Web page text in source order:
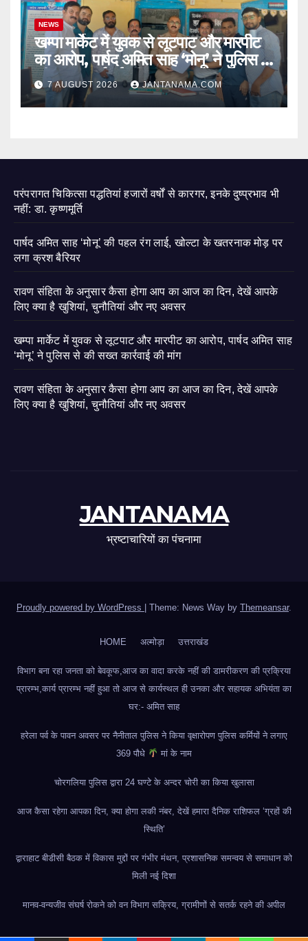
NEWS
खम्पा मार्केट में युवक से लूटपाट और मारपीट
का आरोप, पार्षद अमित साह ‘मोनू’ ने पुलिस से
की सख्त कार्रवाई की मांग
7 AUGUST 2026 JANTANAMA.COM
परंपरागत चिकित्सा पद्धतियां हजारों वर्षों से कारगर, इनके दुष्प्रभाव भी
नहीं: डा. कृष्णमूर्ति
पार्षद अमित साह ‘मोनू’ की पहल रंग लाई, खोल्टा के खतरनाक मोड़ पर
लगा क्रश बैरियर
रावण संहिता के अनुसार कैसा होगा आप का आज का दिन, देखें आपके
लिए क्या है खुशियां, चुनौतियां और नए अवसर
खम्पा मार्केट में युवक से लूटपाट और मारपीट का आरोप, पार्षद अमित साह
‘मोनू’ ने पुलिस से की सख्त कार्रवाई की मांग
रावण संहिता के अनुसार कैसा होगा आप का आज का दिन, देखें आपके
लिए क्या है खुशियां, चुनौतियां और नए अवसर
JANTANAMA
भ्रष्टाचारियों का पंचनामा
Proudly powered by WordPress Theme: News Way by Themeansar.
HOME अल्मोड़ा उत्तराखंड
विभाग बना रहा जनता को बेवकूफ,आज का वादा करके नहीं की डामरीकरण की प्रक्रिया
प्रारम्भ,कार्य प्रारम्भ नहीं हुआ तो आज से कार्यस्थल ही उनका और सहायक अभियंता का
घर:- अमित साह
हरेला पर्व के पावन अवसर पर नैनीताल पुलिस ने किया वृक्षारोपण पुलिस कर्मियों ने लगाए
369 पौधे
मां के नाम
चोरगलिया पुलिस द्वारा 24 घण्टे के अन्दर चोरी का किया खुलासा
आज कैसा रहेगा आपका दिन, क्या होगा लकी नंबर, देखें हमारा दैनिक राशिफल ‘ग्रहों की
स्थिति’
द्वाराहाट बीडीसी बैठक में विकास मुद्दों पर गंभीर मंथन, प्रशासनिक समन्वय से समाधान को
मिली नई दिशा
मानव-वन्यजीव संघर्ष रोकने को वन विभाग सक्रिय, ग्रामीणों से सतर्क रहने की अपील